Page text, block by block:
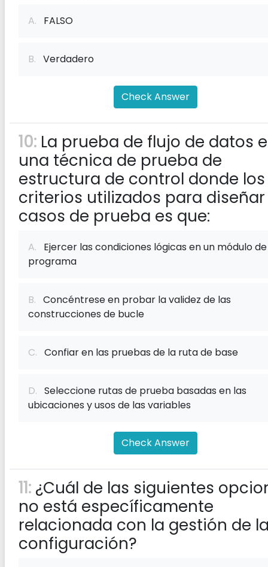
A. FALSO
B. Verdadero
Check Answer
10: La prueba de flujo de datos
una técnica de prueba de
estructura de control donde los
criterios utilizados para diseñar
casos de prueba es que:
A. Ejercer las condiciones lógicas en un módulo de
programa
B. Concéntrese en probar la validez de las
construcciones de bucle
C. Confiar en las pruebas de la ruta de base
D. Seleccione rutas de prueba basadas en las
ubicaciones y usos de las variables
Check Answer
11: ¿Cuál de las siguientes
no está específicamente
relacionada con la gestión de
configuración?